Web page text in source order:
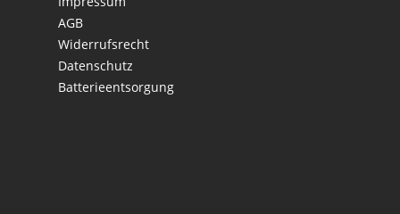
AGB
Widerrufsrecht
Datenschutz
Batterieentsorgung